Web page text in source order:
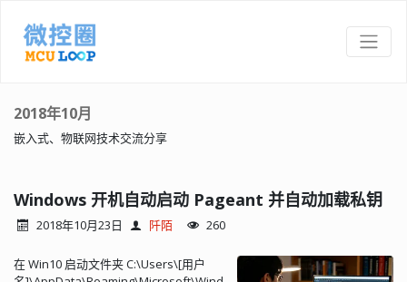
2018年10月
嵌入式、物联网技术交流分享
Windows 开机自动启动 Pageant 并自动加载私钥
2018年10月23日 阡陌 260
在 Win10 启动文件夹 C:\Users\[用户